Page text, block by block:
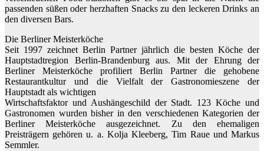
passenden süßen oder herzhaften Snacks zu den leckeren Drinks an
den diversen Bars.
Die Berliner Meisterköche
Seit 1997 zeichnet Berlin Partner jährlich die besten Köche der
Hauptstadtregion Berlin-Brandenburg aus. Mit der Ehrung der
Berliner Meisterköche profiliert Berlin Partner die gehobene
Restaurantkultur und die Vielfalt der Gastronomieszene der
Hauptstadt als wichtigen
Wirtschaftsfaktor und Aushängeschild der Stadt. 123 Köche und
Gastronomen wurden bisher in den verschiedenen Kategorien der
Berliner Meisterköche ausgezeichnet. Zu den ehemaligen
Preisträgern gehören u. a. Kolja Kleeberg, Tim Raue und Markus
Semmler.